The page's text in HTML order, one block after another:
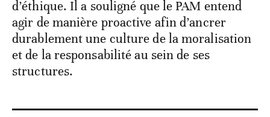
d’éthique. Il a souligné que le PAM entend
agir de manière proactive afin d’ancrer
durablement une culture de la moralisation
et de la responsabilité au sein de ses
structures.